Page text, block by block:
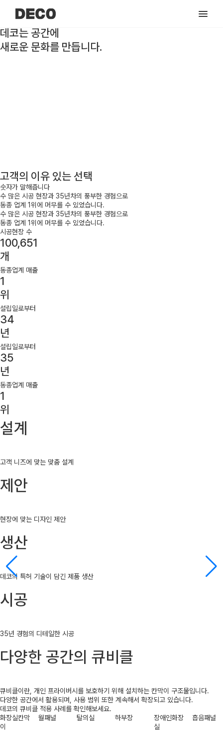
데코는 공간에
새로운 문화를 만듭니다.
데코는 공간에
새로운 문화를 만듭니다.
고객의 이유 있는 선택
숫자가 말해줍니다
수 많은 시공 현장과 35년차의 풍부한 경험으로
동종 업계 1위에 머무를 수 있었습니다.
수 많은 시공 현장과 35년차의 풍부한 경험으로
동종 업계 1위 에 머무를 수 있었습니다.
시공현장 수
100,651
개
동종업계 매출
1
위
설립일로부터
34
년
설립일로부터
35
년
동종업계 매출
1
위
설계
고객 니즈에 맞는 맞춤 설계
제안
현장에 맞는 디자인 제안
생산
데코의 특허 기술이 담긴 제품 생산
시공
35년 경험의 디테일한 시공
다양한 공간의 큐비클
큐비클이란, 개인 프라이버시를 보호하기 위해 설치하는 칸막이 구조물입니다.
다양한 공간에서 활용되며, 사용 범위 또한 계속해서 확장되고 있습니다.
데코의 큐비클 적용 사례를 확인해보세요.
화장실칸막
이
월패널 탈의실 하부장
장애인화장
실
흡음패널